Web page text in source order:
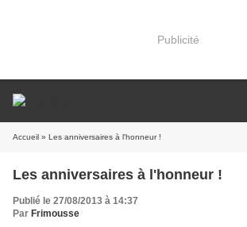
Publicité
Accueil » Les anniversaires à l'honneur !
Les anniversaires à l'honneur !
Publié le 27/08/2013 à 14:37
Par Frimousse